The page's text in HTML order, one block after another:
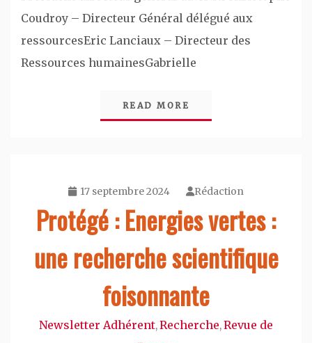
Coudroy – Directeur Général délégué aux
ressourcesEric Lanciaux – Directeur des
Ressources humainesGabrielle
READ MORE
17 septembre 2024 Rédaction
Protégé : Energies vertes :
une recherche scientifique
foisonnante
Newsletter Adhérent,Recherche,Revue de